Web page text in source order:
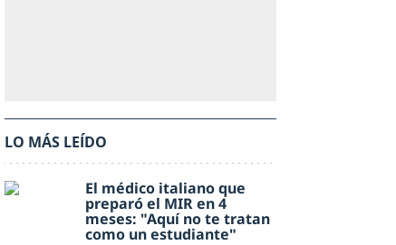
LO MÁS LEÍDO
El médico italiano que
preparó el MIR en 4
meses: "Aquí no te tratan
como un estudiante"